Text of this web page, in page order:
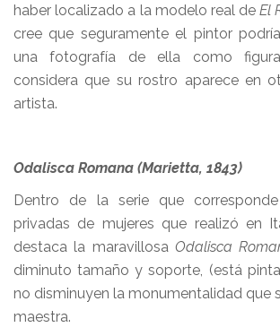
haber localizado a la modelo real deEl
cree que seguramente el pintor
una fotografía de ella como
considera que su rostro aparece en
artista.
Odalisca Romana (Marietta, 1843)
Dentro de la serie que
privadas de mujeres que realizó en
destaca la maravillosa Odalisca
diminuto tamaño y soporte, (está
no disminuyen la monumentalidad que
maestra.